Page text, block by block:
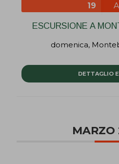
19
ESCURSIONE A
domenica,
DETTAGLIO
MARZO